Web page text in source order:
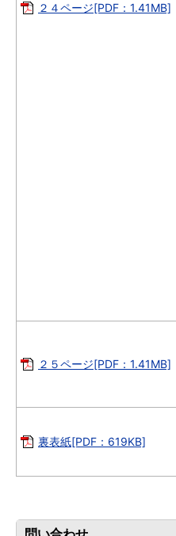
２４ページ[PDF：1.41MB]
２５ページ[PDF：1.41MB]
裏表紙[PDF：619KB]